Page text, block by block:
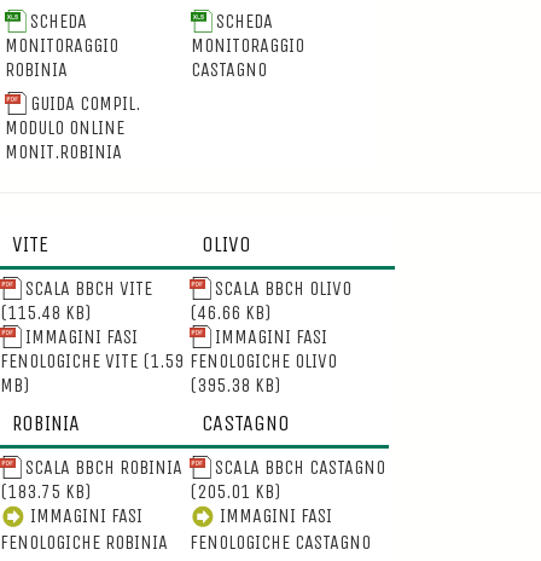
SCHEDA
MONITORAGGIO
ROBINIA
SCHEDA
MONITORAGGIO
CASTAGNO
GUIDA COMPIL.
MODULO ONLINE
MONIT.ROBINIA
VITE OLIVO
SCALA BBCH VITE
(115.48 KB)
SCALA BBCH OLIVO
(46.66 KB)
IMMAGINI FASI
FENOLOGICHE VITE (1.59
MB)
IMMAGINI FASI
FENOLOGICHE OLIVO
(395.38 KB)
ROBINIA CASTAGNO
SCALA BBCH ROBINIA
(183.75 KB)
SCALA BBCH CASTAGNO
(205.01 KB)
IMMAGINI FASI
FENOLOGICHE ROBINIA
IMMAGINI FASI
FENOLOGICHE CASTAGNO